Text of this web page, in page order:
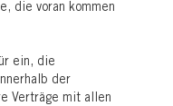
die voran kommen
ein, die
der
Verträge mit allen